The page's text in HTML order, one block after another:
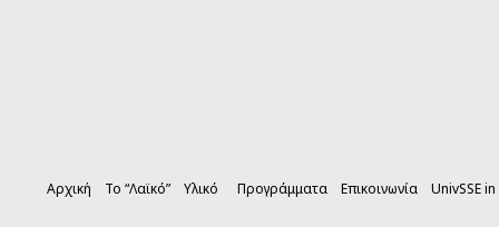
Αρχική Το “Λαϊκό” Υλικό Προγράμματα Επικοινωνία UnivSSE